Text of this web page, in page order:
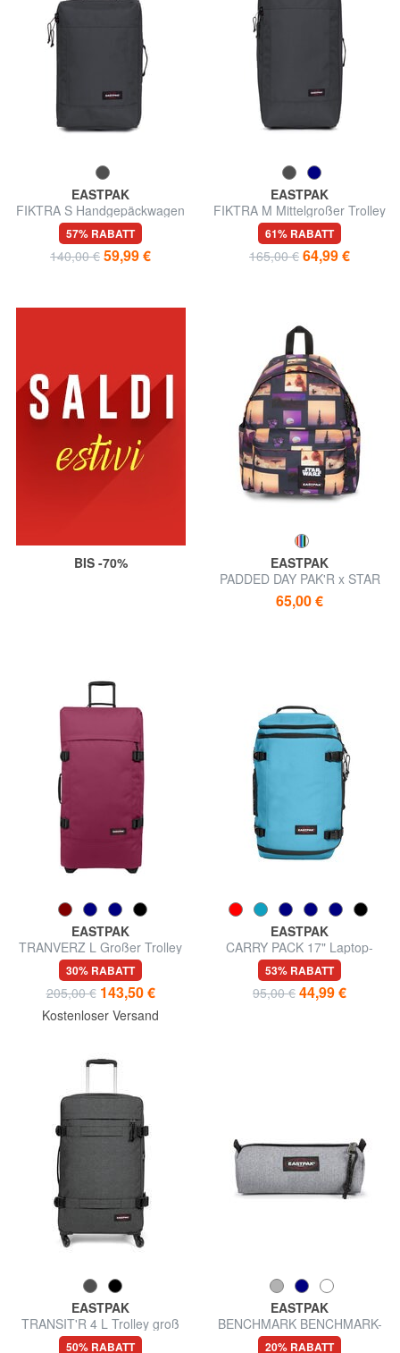
EASTPAK
FIKTRA S Handgepäckwagen
57% RABATT
140,00 € 59,99 €
EASTPAK
FIKTRA M Mittelgroßer Trolley
61% RABATT
165,00 € 64,99 €
BIS -70%
EASTPAK
PADDED DAY PAK'R x STAR
WARS 14" Laptop-Rucksack
65,00 €
EASTPAK
TRANVERZ L Großer Trolley
30% RABATT
205,00 € 143,50 €
Kostenloser Versand
EASTPAK
CARRY PACK 17" Laptop-
Rucksack
53% RABATT
95,00 € 44,99 €
EASTPAK
TRANSIT'R 4 L Trolley groß
50% RABATT
EASTPAK
BENCHMARK BENCHMARK-
Fall
20% RABATT